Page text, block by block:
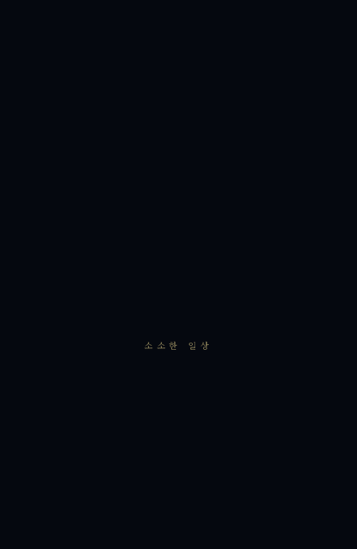
소소한 일상